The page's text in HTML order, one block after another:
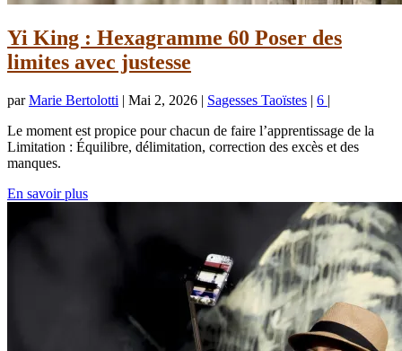
Yi King : Hexagramme 60 Poser des
limites avec justesse
parMarie Bertolotti | Mai 2, 2026 | Sagesses Taoïstes | 6 |
Le moment est propice pour chacun de faire l’apprentissage de la
Limitation : Équilibre, délimitation, correction des excès et des
manques.
En savoir plus